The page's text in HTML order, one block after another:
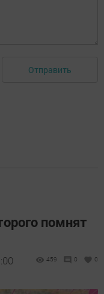
Отправить
помнят
459 0 0